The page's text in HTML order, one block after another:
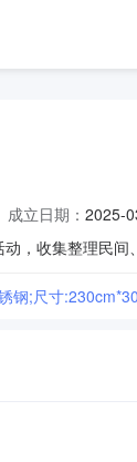
成立日期： 2025-
，收集整理民